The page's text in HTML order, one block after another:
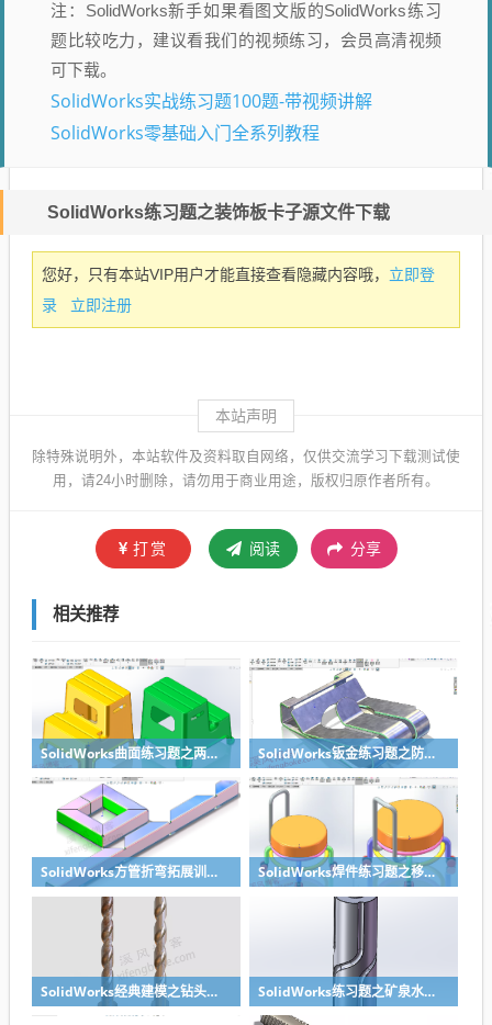
注：SolidWorks新手如果看图文版的SolidWorks练习
题比较吃力，建议看我们的视频练习，会员高清视频
可下载。
SolidWorks实战练习题100题-带视频讲解
SolidWorks零基础入门全系列教程
SolidWorks练习题之装饰板卡子源文件下载
您好，只有本站VIP用户才能直接查看隐藏内容哦， 立即登
录
立即注册
本站声明
除特殊说明外，本站软件及资料取自网络，仅供交流学习下载测试使
用，请24小时删除，请勿用于商业用途，版权归原作者所有。
打赏 阅读 分享
相关推荐
SolidWorks曲面练习题之两步踢凳建模，看似曲面实则特征 SolidWorks钣金练习题之防松档卡建模，钣金命令综合练习
SolidWorks方管折弯拓展训练，你会了吗？ SolidWorks焊件练习题之移动小矮凳，思路对了就不难
SolidWorks经典建模之钻头刀具的绘制，螺纹收尾是关键技巧 SolidWorks练习题之矿泉水瓶的绘制，难度不大主要是顶部螺纹的处理